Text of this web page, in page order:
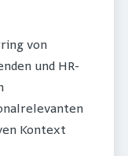
von
und HR-
Kontext